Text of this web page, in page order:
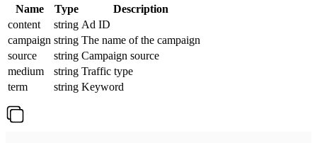
Name Type
Description
content
string Ad ID
campaign string The name of the campaign
source
string Campaign source
medium
string Traffic type
term
string Keyword